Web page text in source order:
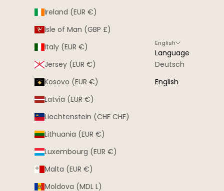
Ireland (EUR €)
Isle of Man (GBP £)
Italy (EUR €)
Jersey (EUR €)
Kosovo (EUR €)
Latvia (EUR €)
Liechtenstein (CHF CHF)
Lithuania (EUR €)
Luxembourg (EUR €)
Malta (EUR €)
Moldova (MDL L)
English
Language
Deutsch
English